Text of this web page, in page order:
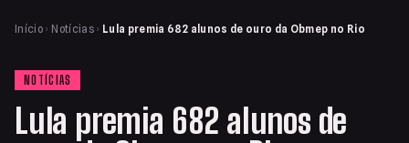
Início › Notícias › Lula premia 682 alunos de ouro da Obmep no Rio
NOTÍCIAS
Lula premia 682 alunos de